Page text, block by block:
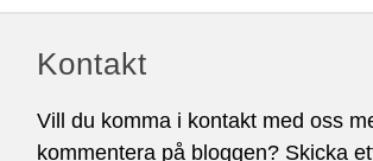
Kontakt
Vill du komma i kontakt med oss
kommentera på bloggen? Skicka